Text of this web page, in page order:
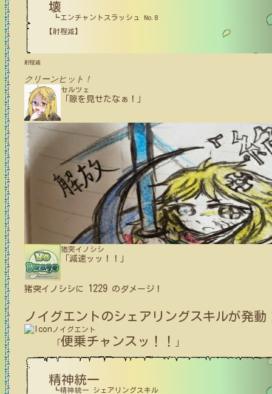
壊
┗エンチャントスラッシュ No.8
【射程減】
射程減
クリーンヒット！
セルツェ
「隙を見せたなぁ！」
猪突イノシシ
「減速ッッ！！」
猪突イノシシ に 1229 のダメージ！
ノイグエント のシェアリングスキルが発動
ノイグエント
便乗チャンスッ！！
精神統一
┗精神統一 シェアリングスキル